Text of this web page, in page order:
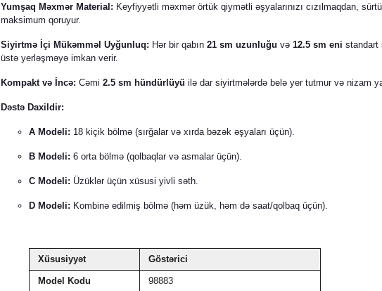
Yumşaq Məxmər Material: Keyfiyyətli məxmər örtük qiymətli əşyalarınızı cızılmaqdan,
maksimum qoruyur.
Siyirtmə İçi Mükəmməl Uyğunluq: Hər bir qabın 21 sm uzunluğu və 12.5 sm eni standart
üstə yerləşməyə imkan verir.
Kompakt və İncə: Cəmi 2.5 sm hündürlüyü ilə dar siyirtmələrdə belə yer tutmur və nizam
Dəstə Daxildir:
A Modeli: 18 kiçik bölmə (sırğalar və xırda bəzək əşyaları üçün).
B Modeli: 6 orta bölmə (qolbaqlar və asmalar üçün).
C Modeli: Üzüklər üçün xüsusi yivli səth.
D Modeli: Kombinə edilmiş bölmə (həm üzük, həm də saat/qolbaq üçün).
Xüsusiyyət Göstərici
Model Kodu 98883